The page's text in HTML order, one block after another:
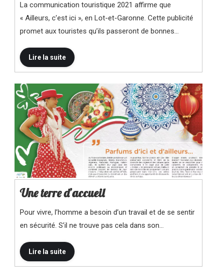
La communication touristique 2021 affirme que
« Ailleurs, c’est ici », en Lot-et-Garonne. Cette publicité
promet aux touristes qu’ils passeront de bonnes…
Une terre d’accueil
Pour vivre, l’homme a besoin d’un travail et de se sentir
en sécurité. S’il ne trouve pas cela dans son…